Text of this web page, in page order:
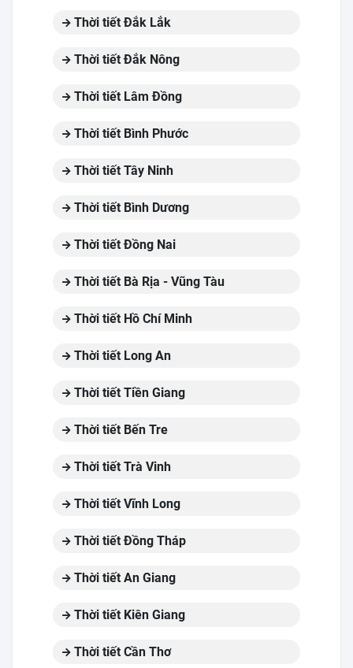
Thời tiết Đắk Lắk
Thời tiết Đắk Nông
Thời tiết Lâm Đồng
Thời tiết Bình Phước
Thời tiết Tây Ninh
Thời tiết Bình Dương
Thời tiết Đồng Nai
Thời tiết Bà Rịa - Vũng Tàu
Thời tiết Hồ Chí Minh
Thời tiết Long An
Thời tiết Tiền Giang
Thời tiết Bến Tre
Thời tiết Trà Vinh
Thời tiết Vĩnh Long
Thời tiết Đồng Tháp
Thời tiết An Giang
Thời tiết Kiên Giang
Thời tiết Cần Thơ